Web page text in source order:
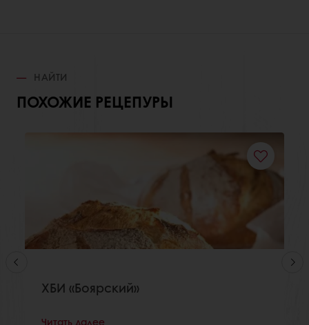
НАЙТИ
ПОХОЖИЕ РЕЦЕПУРЫ
ХБИ «Боярский»
Читать далее